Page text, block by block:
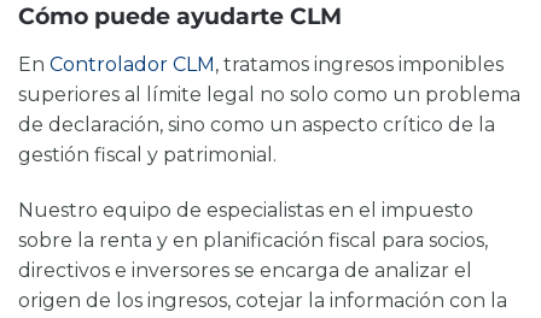
Cómo puede ayudarte CLM
En Controlador CLM , tratamos ingresos imponibles
superiores al límite legal no solo como un problema
de declaración, sino como un aspecto crítico de la
gestión fiscal y patrimonial.
Nuestro equipo de especialistas en el impuesto
sobre la renta y en planificación fiscal para socios,
directivos e inversores se encarga de analizar el
origen de los ingresos, cotejar la información con la